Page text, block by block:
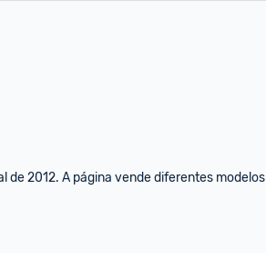
de 2012. A página vende diferentes modelos